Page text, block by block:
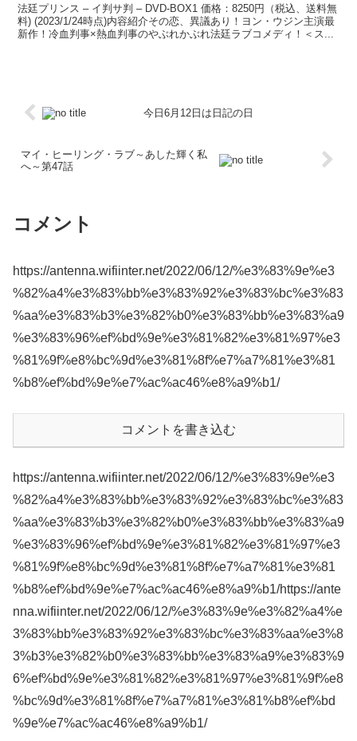
法廷プリンス – イ判サ判 – DVD-BOX1 価格：8250円（税込、送料無
料) (2023/1/24時点)内容紹介その恋、異議あり！ヨン・ウジン主演最
新作！冷血判事×熱血判事のやぶれかぶれ法廷ラブコメディ！＜ス...
今日6月12日は日記の日
マイ・ヒーリング・ラブ～あした輝く私
へ～第47話
コメント
https://antenna.wifiinter.net/2022/06/12/%e3%83%9e%e3
%82%a4%e3%83%bb%e3%83%92%e3%83%bc%e3%83
%aa%e3%83%b3%e3%82%b0%e3%83%bb%e3%83%a9
%e3%83%96%ef%bd%9e%e3%81%82%e3%81%97%e3
%81%9f%e8%bc%9d%e3%81%8f%e7%a7%81%e3%81
%b8%ef%bd%9e%e7%ac%ac46%e8%a9%b1/
コメントを書き込む
https://antenna.wifiinter.net/2022/06/12/%e3%83%9e%e3
%82%a4%e3%83%bb%e3%83%92%e3%83%bc%e3%83
%aa%e3%83%b3%e3%82%b0%e3%83%bb%e3%83%a9
%e3%83%96%ef%bd%9e%e3%81%82%e3%81%97%e3
%81%9f%e8%bc%9d%e3%81%8f%e7%a7%81%e3%81
%b8%ef%bd%9e%e7%ac%ac46%e8%a9%b1/https://ante
nna.wifiinter.net/2022/06/12/%e3%83%9e%e3%82%a4%e
3%83%bb%e3%83%92%e3%83%bc%e3%83%aa%e3%8
3%b3%e3%82%b0%e3%83%bb%e3%83%a9%e3%83%9
6%ef%bd%9e%e3%81%82%e3%81%97%e3%81%9f%e8
%bc%9d%e3%81%8f%e7%a7%81%e3%81%b8%ef%bd
%9e%e7%ac%ac46%e8%a9%b1/